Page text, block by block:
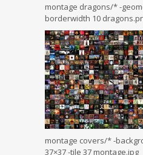
montage dragons/* -
borderwidth 10
montage covers/* -
37×37 -tile 37 montage.jpg